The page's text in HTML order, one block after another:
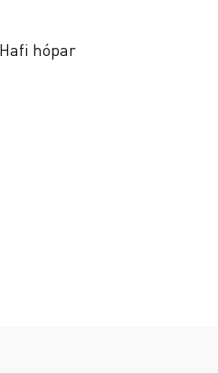
hópar